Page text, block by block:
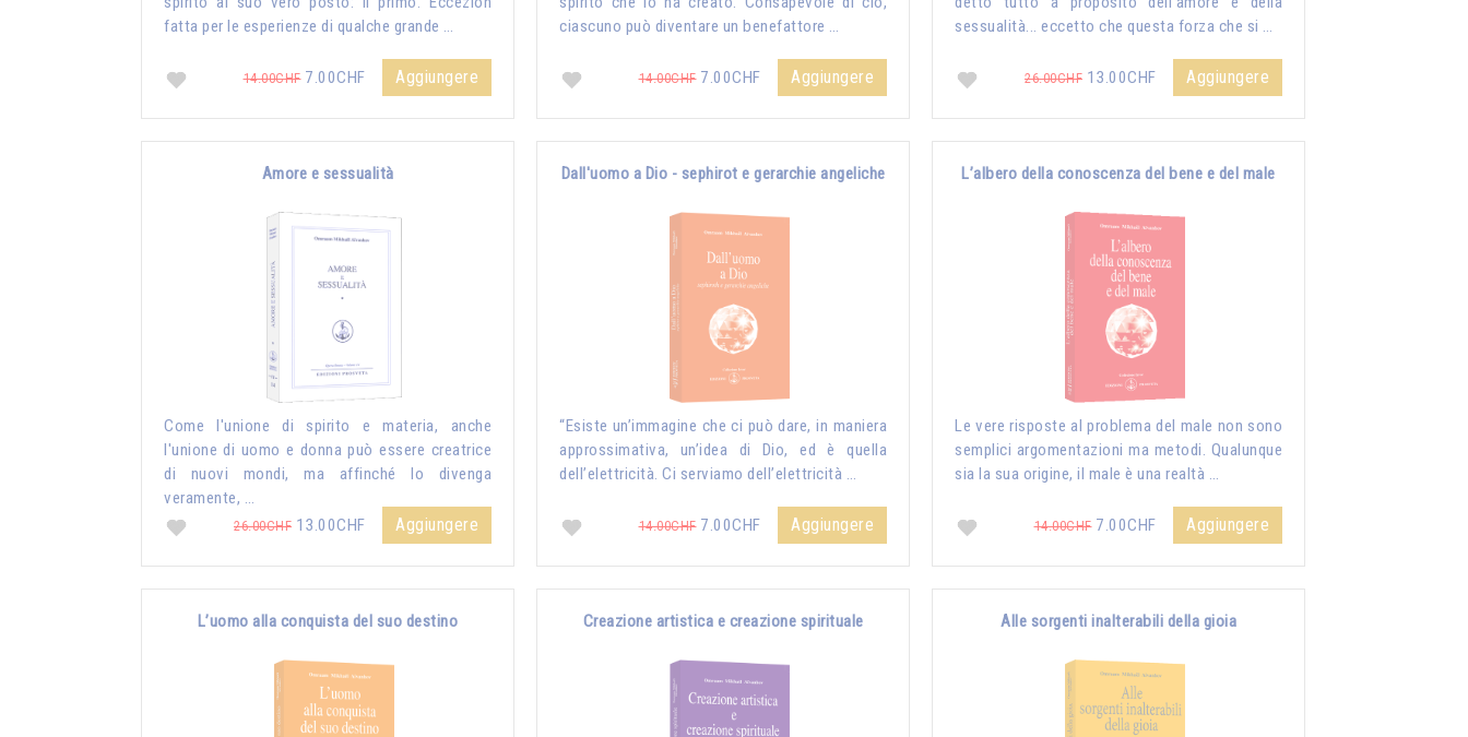
fatta per le esperienze di qualche grande …
14.00CHF7.00CHF Aggiungere
ciascuno può diventare un benefattore …
14.00CHF7.00CHF Aggiungere
sessualità... eccetto che questa forza che si …
26.00CHF 13.00CHF Aggiungere
Amore e sessualità
Come l'unione di spirito e materia, anche
l'unione di uomo e donna può essere creatrice
di nuovi mondi, ma affinché lo divenga
veramente, …
26.00CHF 13.00CHF Aggiungere
Dall'uomo a Dio - sephirot e gerarchie angeliche
“Esiste un’immagine che ci può dare, in maniera
approssimativa, un’idea di Dio, ed è quella
dell’elettricità. Ci serviamo dell’elettricità …
14.00CHF7.00CHF Aggiungere
L’albero della conoscenza del bene e del male
Le vere risposte al problema del male non sono
semplici argomentazioni ma metodi. Qualunque
sia la sua origine, il male è una realtà …
14.00CHF7.00CHF Aggiungere
L’uomo alla conquista del suo destino Creazione artistica e creazione spirituale Alle sorgenti inalterabili della gioia